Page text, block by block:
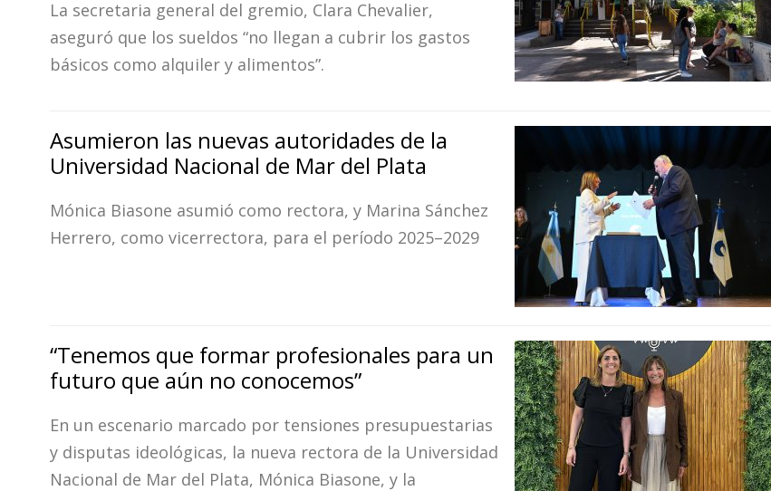
La secretaria general del gremio, Clara Chevalier,
aseguró que los sueldos “no llegan a cubrir los gastos
básicos como alquiler y alimentos”.
Asumieron las nuevas autoridades de la
Universidad Nacional de Mar del Plata
Mónica Biasone asumió como rectora, y Marina Sánchez
Herrero, como vicerrectora, para el período 2025–2029
“Tenemos que formar profesionales para un
futuro que aún no conocemos”
En un escenario marcado por tensiones presupuestarias
y disputas ideológicas, la nueva rectora de la Universidad
Nacional de Mar del Plata, Mónica Biasone, y la